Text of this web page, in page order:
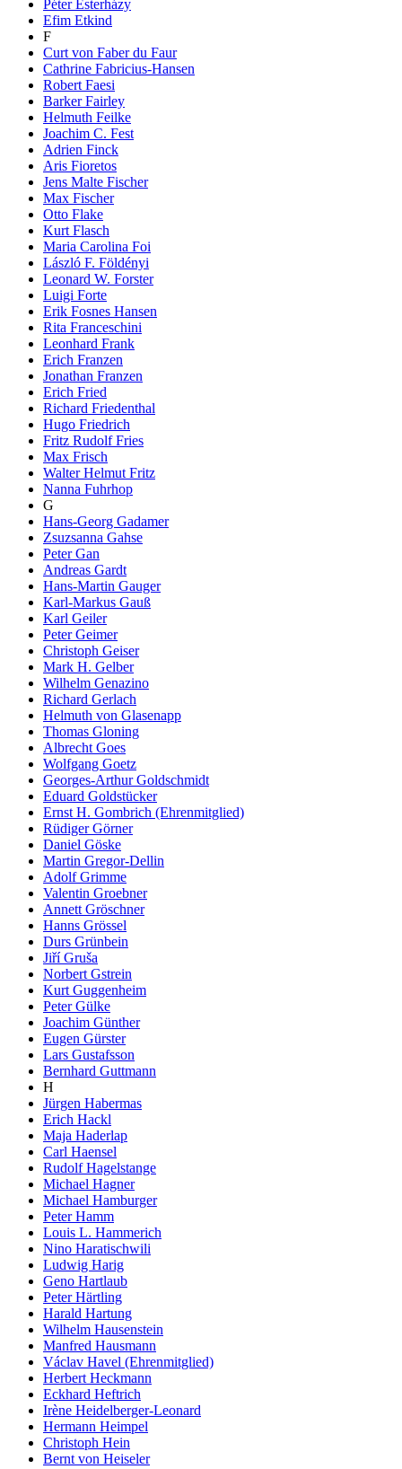
Péter Esterházy
Efim Etkind
F
Curt von Faber du Faur
Cathrine Fabricius-Hansen
Robert Faesi
Barker Fairley
Helmuth Feilke
Joachim C. Fest
Adrien Finck
Aris Fioretos
Jens Malte Fischer
Max Fischer
Otto Flake
Kurt Flasch
Maria Carolina Foi
László F. Földényi
Leonard W. Forster
Luigi Forte
Erik Fosnes Hansen
Rita Franceschini
Leonhard Frank
Erich Franzen
Jonathan Franzen
Erich Fried
Richard Friedenthal
Hugo Friedrich
Fritz Rudolf Fries
Max Frisch
Walter Helmut Fritz
Nanna Fuhrhop
G
Hans-Georg Gadamer
Zsuzsanna Gahse
Peter Gan
Andreas Gardt
Hans-Martin Gauger
Karl-Markus Gauß
Karl Geiler
Peter Geimer
Christoph Geiser
Mark H. Gelber
Wilhelm Genazino
Richard Gerlach
Helmuth von Glasenapp
Thomas Gloning
Albrecht Goes
Wolfgang Goetz
Georges-Arthur Goldschmidt
Eduard Goldstücker
Ernst H. Gombrich (Ehrenmitglied)
Rüdiger Görner
Daniel Göske
Martin Gregor-Dellin
Adolf Grimme
Valentin Groebner
Annett Gröschner
Hanns Grössel
Durs Grünbein
Jiří Gruša
Norbert Gstrein
Kurt Guggenheim
Peter Gülke
Joachim Günther
Eugen Gürster
Lars Gustafsson
Bernhard Guttmann
H
Jürgen Habermas
Erich Hackl
Maja Haderlap
Carl Haensel
Rudolf Hagelstange
Michael Hagner
Michael Hamburger
Peter Hamm
Louis L. Hammerich
Nino Haratischwili
Ludwig Harig
Geno Hartlaub
Peter Härtling
Harald Hartung
Wilhelm Hausenstein
Manfred Hausmann
Václav Havel (Ehrenmitglied)
Herbert Heckmann
Eckhard Heftrich
Irène Heidelberger-Leonard
Hermann Heimpel
Christoph Hein
Bernt von Heiseler